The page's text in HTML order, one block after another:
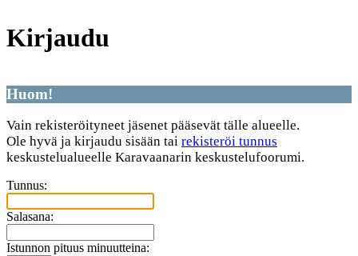
Kirjaudu
Huom!
Vain rekisteröityneet jäsenet pääsevät tälle alueelle.
Ole hyvä ja kirjaudu sisään tai rekisteröi tunnus
keskustelualueelle Karavaanarin keskustelufoorumi.
Tunnus:
Salasana:
Istunnon pituus minuutteina: